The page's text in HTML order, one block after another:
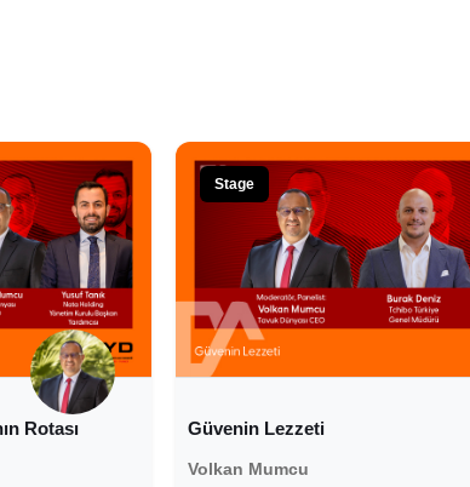
Rotası
Stage
Güvenin Lezzeti
Volkan Mumcu